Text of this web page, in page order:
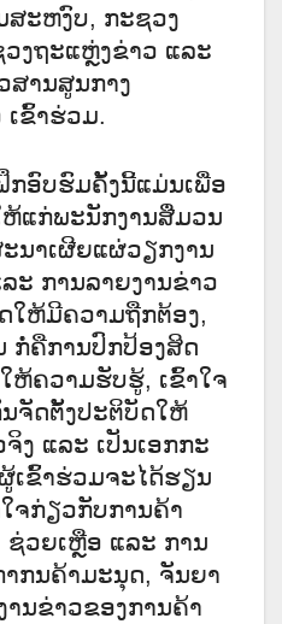
ສະຫງົບ, ກະຊວງ
ງຖະແຫຼ່ງຂ່າວ ແລະ
ສານສູນກາງ
ຂົ້າຮ່ວມ.
ກອົບຮົມຄັ້ງນີ້ແມ່ນເພື່ອ
ແກ່ພະນັກງານສື່ມວນ
ນາເຜີຍແຜ່ວຽກງານ
ະ ການລາຍງານຂ່າວ
ໃຫ້ມີຄວາມຖືກຕ້ອງ,
ກໍ່ຄືການປົກປ້ອງສິດ
ຫ້ຄວາມຮັບຮູ້, ເຂົ້າໃຈ
ຈັດຕັ້ງປະຕິບັດໃຫ້
ງ ແລະ ເປັນເອກກະ
ເຂົ້າຮ່ວມຈະໄດ້ຮຽນ
ຈກ່ຽວກັບການຄ້າ
ຊ່ວຍເຫຼືອ ແລະ ການ
ກນຄ້າມະນຸດ, ຈັນຍາ
ນຂ່າວຂອງການຄ້າ